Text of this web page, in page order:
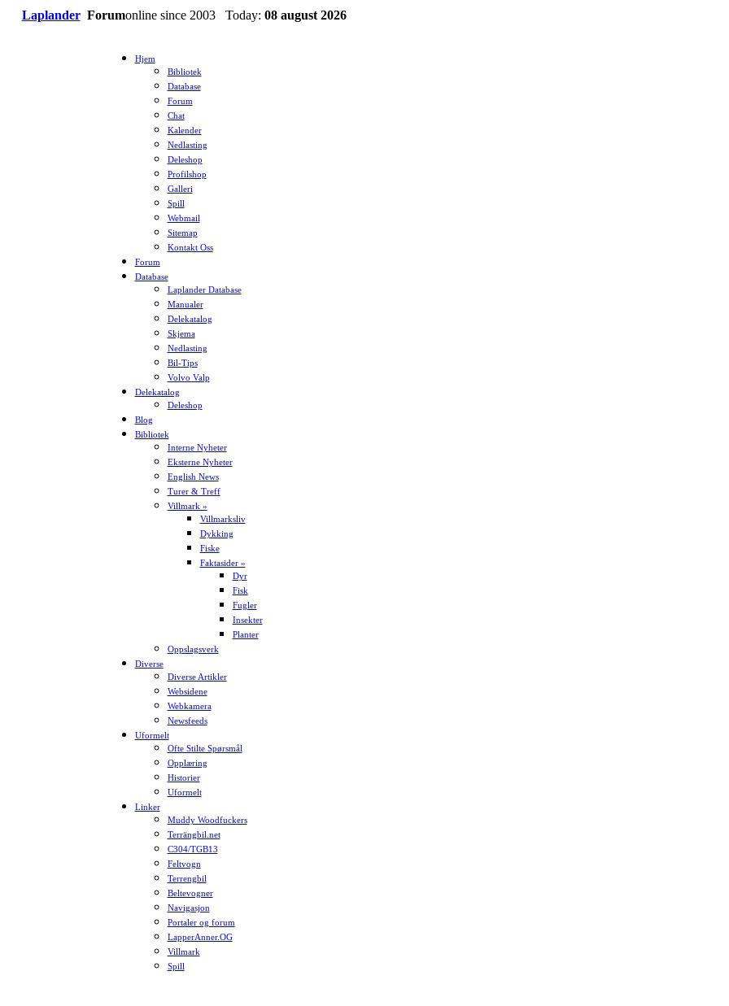
Laplander Forumonline since 2003 Today: 08 august 2026
Hjem
Bibliotek
Database
Forum
Chat
Kalender
Nedlasting
Deleshop
Profilshop
Galleri
Spill
Webmail
Sitemap
Kontakt Oss
Forum
Database
Laplander Database
Manualer
Delekatalog
Skjema
Nedlasting
Bil-Tips
Volvo Valp
Delekatalog
Deleshop
Blog
Bibliotek
Interne Nyheter
Eksterne Nyheter
English News
Turer & Treff
Villmark »
Villmarksliv
Dykking
Fiske
Faktasider »
Dyr
Fisk
Fugler
Insekter
Planter
Oppslagsverk
Diverse
Diverse Artikler
Websidene
Webkamera
Newsfeeds
Uformelt
Ofte Stilte Spørsmål
Opplæring
Historier
Uformelt
Linker
Muddy Woodfuckers
Terrängbil.net
C304/TGB13
Feltvogn
Terrengbil
Beltevogner
Navigasjon
Portaler og forum
LapperAnner.OG
Villmark
Spill